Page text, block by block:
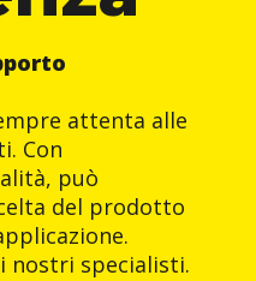
attenta alle
Con
può
del prodotto
nostri specialisti.